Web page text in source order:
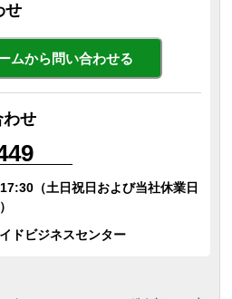
せ
ムから問い合わせる
わせ
（土日祝日および当社休業日
ドビジネスセンター